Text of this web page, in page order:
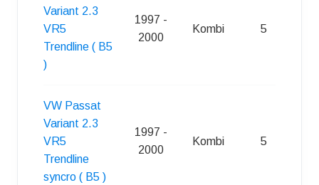
Variant 2.3
VR5
Trendline ( B5
)
1997 -
2000
Kombi 5
VW Passat
Variant 2.3
VR5
Trendline
syncro ( B5 )
1997 -
2000
Kombi 5